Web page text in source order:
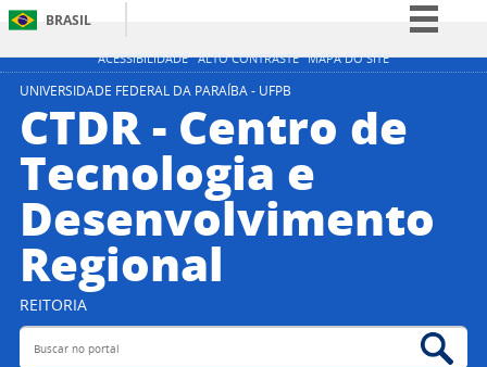
ACESSIBILIDADE ALTO CONTRASTE MAPA DO SITE
BRASIL
Simplifique!
Participe
Legislação
Canais
UNIVERSIDADE FEDERAL DA PARAÍBA - UFPB
CTDR - Centro de
Tecnologia e
Desenvolvimento
Regional
REITORIA
Buscar no portal